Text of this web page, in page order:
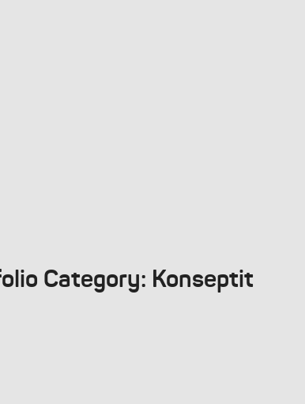
Category: Konseptit